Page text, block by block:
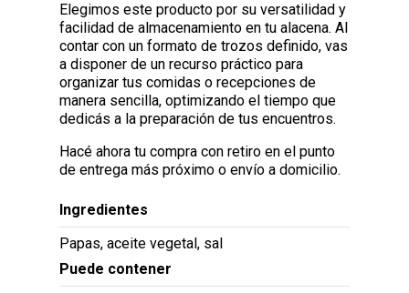
Elegimos este producto por su versatilidad y
facilidad de almacenamiento en tu alacena. Al
contar con un formato de trozos definido, vas
a disponer de un recurso práctico para
organizar tus comidas o recepciones de
manera sencilla, optimizando el tiempo que
dedicás a la preparación de tus encuentros.
Hacé ahora tu compra con retiro en el punto
de entrega más próximo o envío a domicilio.
Ingredientes
Papas, aceite vegetal, sal
Puede contener